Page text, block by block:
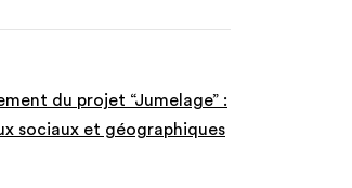
du projet “Jumelage” :
sociaux et géographiques